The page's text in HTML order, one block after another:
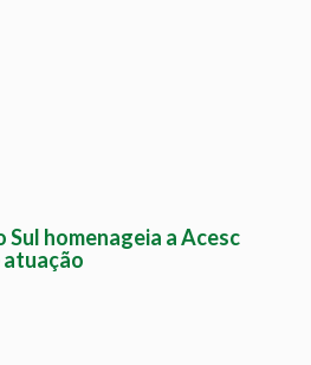
Sul homenageia a Acesc
atuação